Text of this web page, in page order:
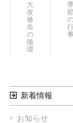
季
節
大
改
修
命
の
循
環
新着情報
お知らせ